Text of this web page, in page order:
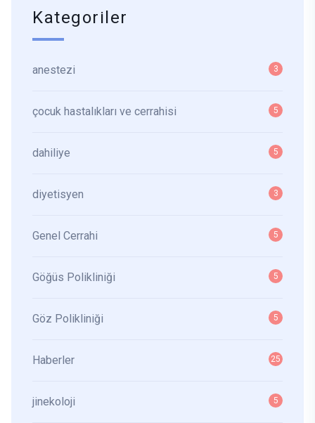
Kategoriler
anestezi 3
çocuk hastalıkları ve cerrahisi 5
dahiliye 5
diyetisyen 3
Genel Cerrahi 5
Göğüs Polikliniği 5
Göz Polikliniği 5
Haberler 25
jinekoloji 5